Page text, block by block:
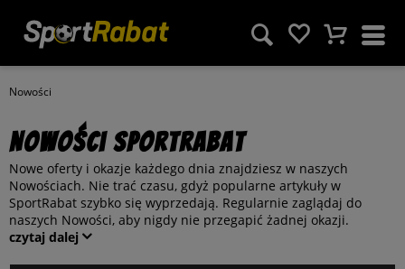
Nowości
Nowości SportRabat
Nowe oferty i okazje każdego dnia znajdziesz w naszych
Nowościach. Nie trać czasu, gdyż popularne artykuły w
SportRabat szybko się wyprzedają. Regularnie zaglądaj do
naszych Nowości, aby nigdy nie przegapić żadnej okazji.
czytaj dalej